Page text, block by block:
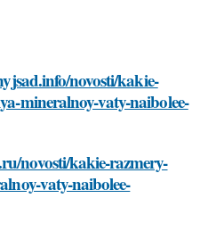
novosti/kakie-
mineralnoy-vaty-naibolee-
novosti/kakie-razmery-
vaty-naibolee-